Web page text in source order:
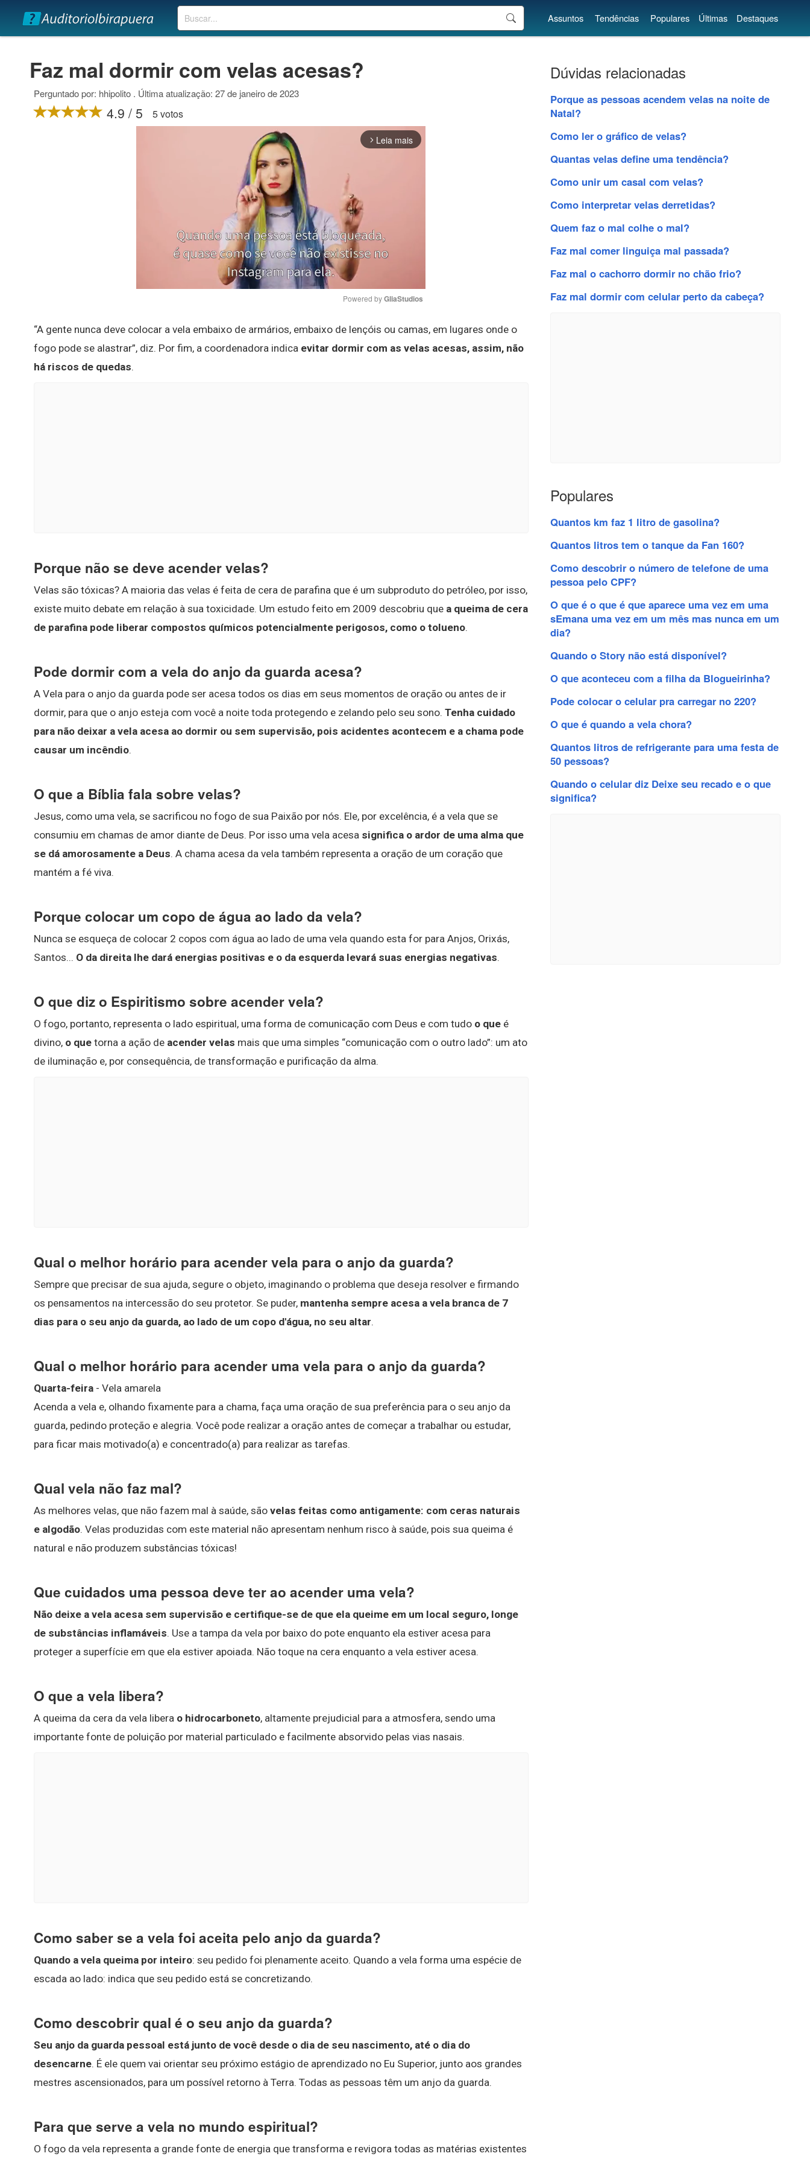
Buscar Assuntos Tendências Populares Últimas Destaques
Faz mal dormir com velas acesas?
Perguntado por: hhipolito . Última atualização: 27 de janeiro de 2023
4.9 / 5 5 votos
arrow_forward_ios Leia mais
Mute
Powered by GliaStudios
“A gente nunca deve colocar a vela embaixo de armários, embaixo de lençóis ou camas, em lugares onde o
fogo pode se alastrar”, diz. Por fim, a coordenadora indica evitar dormir com as velas acesas, assim, não
há riscos de quedas.
Porque não se deve acender velas?
Velas são tóxicas? A maioria das velas é feita de cera de parafina que é um subproduto do petróleo, por isso,
existe muito debate em relação à sua toxicidade. Um estudo feito em 2009 descobriu que a queima de cera
de parafina pode liberar compostos químicos potencialmente perigosos, como o tolueno.
Pode dormir com a vela do anjo da guarda acesa?
A Vela para o anjo da guarda pode ser acesa todos os dias em seus momentos de oração ou antes de ir
dormir, para que o anjo esteja com você a noite toda protegendo e zelando pelo seu sono. Tenha cuidado
para não deixar a vela acesa ao dormir ou sem supervisão, pois acidentes acontecem e a chama pode
causar um incêndio.
O que a Bíblia fala sobre velas?
Jesus, como uma vela, se sacrificou no fogo de sua Paixão por nós. Ele, por excelência, é a vela que se
consumiu em chamas de amor diante de Deus. Por isso uma vela acesa significa o ardor de uma alma que
se dá amorosamente a Deus. A chama acesa da vela também representa a oração de um coração que
mantém a fé viva.
Porque colocar um copo de água ao lado da vela?
Nunca se esqueça de colocar 2 copos com água ao lado de uma vela quando esta for para Anjos, Orixás,
Santos... O da direita lhe dará energias positivas e o da esquerda levará suas energias negativas.
O que diz o Espiritismo sobre acender vela?
O fogo, portanto, representa o lado espiritual, uma forma de comunicação com Deus e com tudo o que é
divino, o que torna a ação de acender velas mais que uma simples “comunicação com o outro lado”: um ato
de iluminação e, por consequência, de transformação e purificação da alma.
Qual o melhor horário para acender vela para o anjo da guarda?
Sempre que precisar de sua ajuda, segure o objeto, imaginando o problema que deseja resolver e firmando
os pensamentos na intercessão do seu protetor. Se puder, mantenha sempre acesa a vela branca de 7
dias para o seu anjo da guarda, ao lado de um copo d'água, no seu altar.
Qual o melhor horário para acender uma vela para o anjo da guarda?
Quarta-feira - Vela amarela
Acenda a vela e, olhando fixamente para a chama, faça uma oração de sua preferência para o seu anjo da
guarda, pedindo proteção e alegria. Você pode realizar a oração antes de começar a trabalhar ou estudar,
para ficar mais motivado(a) e concentrado(a) para realizar as tarefas.
Qual vela não faz mal?
As melhores velas, que não fazem mal à saúde, são velas feitas como antigamente: com ceras naturais
e algodão. Velas produzidas com este material não apresentam nenhum risco à saúde, pois sua queima é
natural e não produzem substâncias tóxicas!
Que cuidados uma pessoa deve ter ao acender uma vela?
Não deixe a vela acesa sem supervisão e certifique-se de que ela queime em um local seguro, longe
de substâncias inflamáveis. Use a tampa da vela por baixo do pote enquanto ela estiver acesa para
proteger a superfície em que ela estiver apoiada. Não toque na cera enquanto a vela estiver acesa.
O que a vela libera?
A queima da cera da vela libera o hidrocarboneto, altamente prejudicial para a atmosfera, sendo uma
importante fonte de poluição por material particulado e facilmente absorvido pelas vias nasais.
Como saber se a vela foi aceita pelo anjo da guarda?
Quando a vela queima por inteiro: seu pedido foi plenamente aceito. Quando a vela forma uma espécie de
escada ao lado: indica que seu pedido está se concretizando.
Como descobrir qual é o seu anjo da guarda?
Seu anjo da guarda pessoal está junto de você desde o dia de seu nascimento, até o dia do
desencarne. É ele quem vai orientar seu próximo estágio de aprendizado no Eu Superior, junto aos grandes
mestres ascensionados, para um possível retorno à Terra. Todas as pessoas têm um anjo da guarda.
Para que serve a vela no mundo espiritual?
O fogo da vela representa a grande fonte de energia que transforma e revigora todas as matérias existentes
Dúvidas relacionadas
Porque as pessoas acendem velas na noite de
Natal?
Como ler o gráfico de velas?
Quantas velas define uma tendência?
Como unir um casal com velas?
Como interpretar velas derretidas?
Quem faz o mal colhe o mal?
Faz mal comer linguiça mal passada?
Faz mal o cachorro dormir no chão frio?
Faz mal dormir com celular perto da cabeça?
Populares
Quantos km faz 1 litro de gasolina?
Quantos litros tem o tanque da Fan 160?
Como descobrir o número de telefone de uma
pessoa pelo CPF?
O que é o que é que aparece uma vez em uma
sEmana uma vez em um mês mas nunca em um
dia?
Quando o Story não está disponível?
O que aconteceu com a filha da Blogueirinha?
Pode colocar o celular pra carregar no 220?
O que é quando a vela chora?
Quantos litros de refrigerante para uma festa de
50 pessoas?
Quando o celular diz Deixe seu recado e o que
significa?